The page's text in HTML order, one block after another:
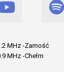
MHz -Zamość
MHz -Chełm